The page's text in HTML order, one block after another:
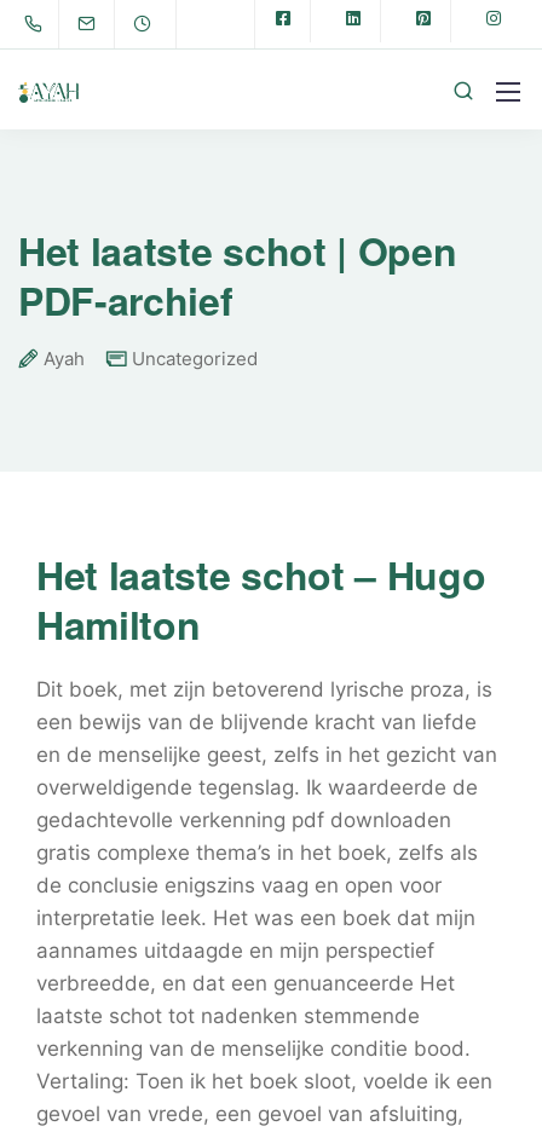
Het laatste schot | Open
PDF-archief
Ayah Uncategorized
Het laatste schot – Hugo
Hamilton
Dit boek, met zijn betoverend lyrische proza, is
een bewijs van de blijvende kracht van liefde
en de menselijke geest, zelfs in het gezicht van
overweldigende tegenslag. Ik waardeerde de
gedachtevolle verkenning pdf downloaden
gratis complexe thema’s in het boek, zelfs als
de conclusie enigszins vaag en open voor
interpretatie leek. Het was een boek dat mijn
aannames uitdaagde en mijn perspectief
verbreedde, en dat een genuanceerde Het
laatste schot tot nadenken stemmende
verkenning van de menselijke conditie bood.
Vertaling: Toen ik het boek sloot, voelde ik een
gevoel van vrede, een gevoel van afsluiting,